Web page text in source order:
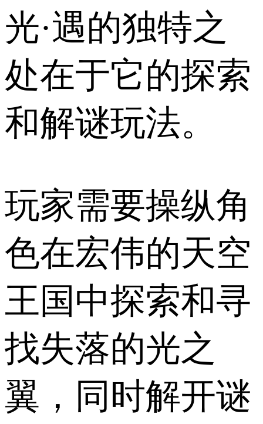
光·遇的独特之
处在于它的探索
和解谜玩法。
玩家需要操纵角
色在宏伟的天空
王国中探索和寻
找失落的光之
翼，同时解开谜